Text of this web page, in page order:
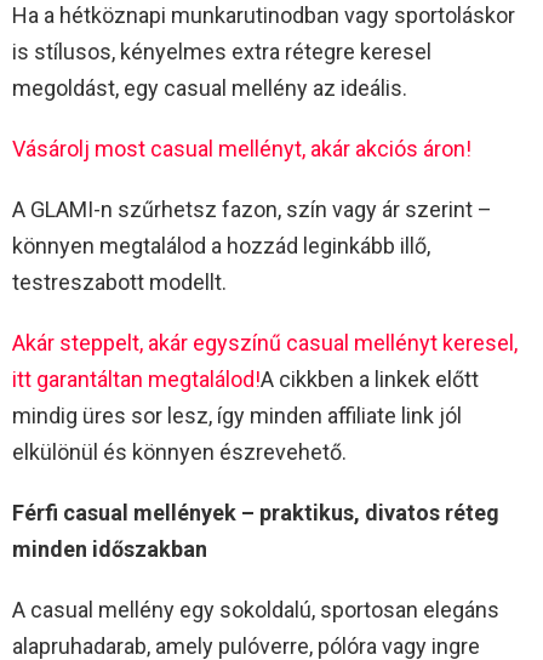
Ha a hétköznapi munkarutinodban vagy sportoláskor
is stílusos, kényelmes extra rétegre keresel
megoldást, egy casual mellény az ideális.
Vásárolj most casual mellényt, akár akciós áron!
A GLAMI-n szűrhetsz fazon, szín vagy ár szerint –
könnyen megtalálod a hozzád leginkább illő,
testreszabott modellt.
Akár steppelt, akár egyszínű casual mellényt keresel,
itt garantáltan megtalálod!A cikkben a linkek előtt
mindig üres sor lesz, így minden affiliate link jól
elkülönül és könnyen észrevehető.
Férfi casual mellények – praktikus, divatos réteg
minden időszakban
A casual mellény egy sokoldalú, sportosan elegáns
alapruhadarab, amely pulóverre, pólóra vagy ingre